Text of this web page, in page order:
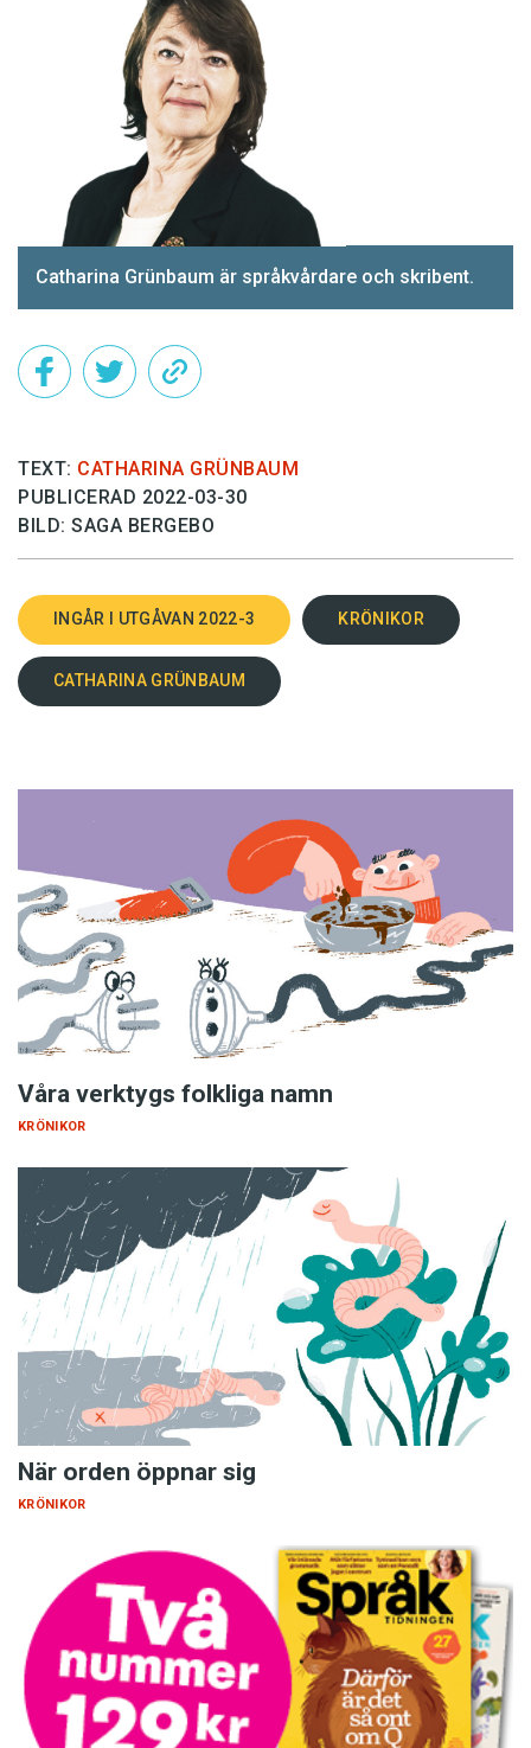
Catharina Grünbaum är språkvårdare och skribent.
TEXT: CATHARINA GRÜNBAUM
PUBLICERAD 2022-03-30
BILD: SAGA BERGEBO
INGÅR I UTGÅVAN 2022-3 KRÖNIKOR
CATHARINA GRÜNBAUM
Våra verktygs folkliga namn
KRÖNIKOR
När orden öppnar sig
KRÖNIKOR